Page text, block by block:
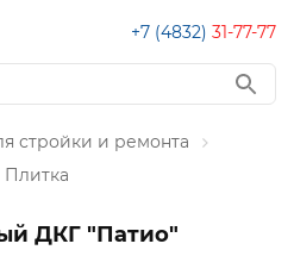
+7 (4832) 31-77-77
стройки и ремонта
Плитка
ДКГ "Патио"